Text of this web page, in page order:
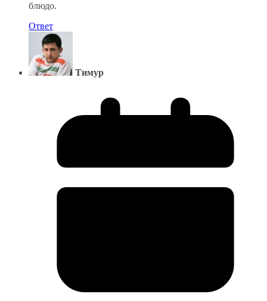
блюдо.
Ответ
Tимур